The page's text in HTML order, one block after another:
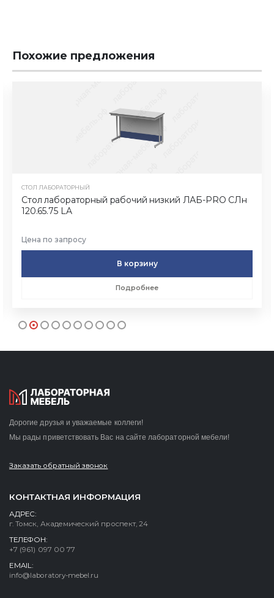
Похожие предложения
СТОЛ ЛАБОРАТОРНЫЙ
Стол лабораторный рабочий низкий ЛАБ-PRO CЛн
120.65.75 LA
Цена по запросу
В корзину
Подробнее
Дорогие друзья и уважаемые коллеги!
Мы рады приветствовать Вас на сайте лабораторной мебели!
Заказать обратный звонок
КОНТАКТНАЯ ИНФОРМАЦИЯ
АДРЕС:
г. Томск, Академический проспект, 24
ТЕЛЕФОН:
+7 (961) 097 00 77
EMAIL:
info@laboratory-mebel.ru